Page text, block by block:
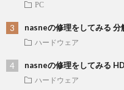
PC
nasneの修理をしてみる 分
ハードウェア
nasneの修理をしてみる
ハードウェア